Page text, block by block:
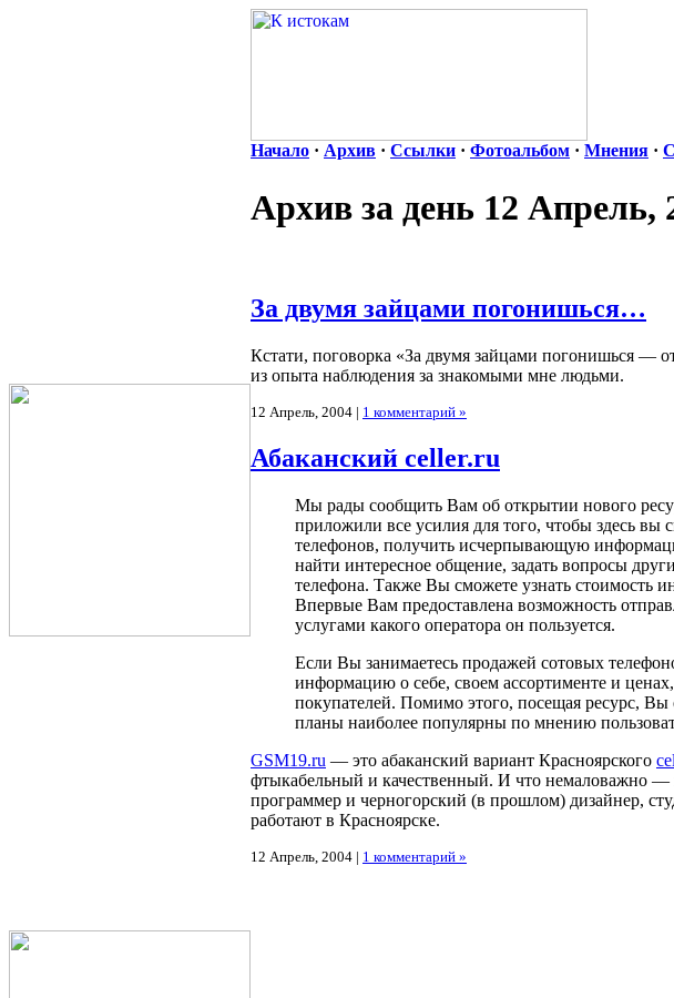
Начало · Архив · Ссылки · Фотоальбом · Мнения ·
Архив за день 12 Апрель,
За двумя зайцами погонишься…
Кстати, поговорка «За двумя зайцами погонишься —
из опыта наблюдения за знакомыми мне людьми.
12 Апрель, 2004 | 1 комментарий »
Абаканский celler.ru
Мы рады сообщить Вам об открытии нового
приложили все усилия для того, чтобы здесь вы
телефонов, получить исчерпывающую
найти интересное общение, задать вопросы
телефона. Также Вы сможете узнать стоимость
Впервые Вам предоставлена возможность
услугами какого оператора он пользуется.
Если Вы занимаетесь продажей сотовых
информацию о себе, своем ассортименте и
покупателей. Помимо этого, посещая ресурс,
планы наиболее популярны по мнению
GSM19.ru — это абаканский вариант Красноярского
фтыкабельный и качественный. И что немаловажно
программер и черногорский (в прошлом) дизайнер,
работают в Красноярске.
12 Апрель, 2004 | 1 комментарий »